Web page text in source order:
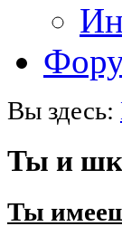
Вы здесь:
Ты и
Ты